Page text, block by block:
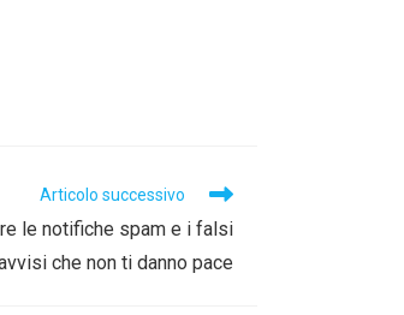
Articolo successivo
le notifiche spam e i falsi
che non ti danno pace